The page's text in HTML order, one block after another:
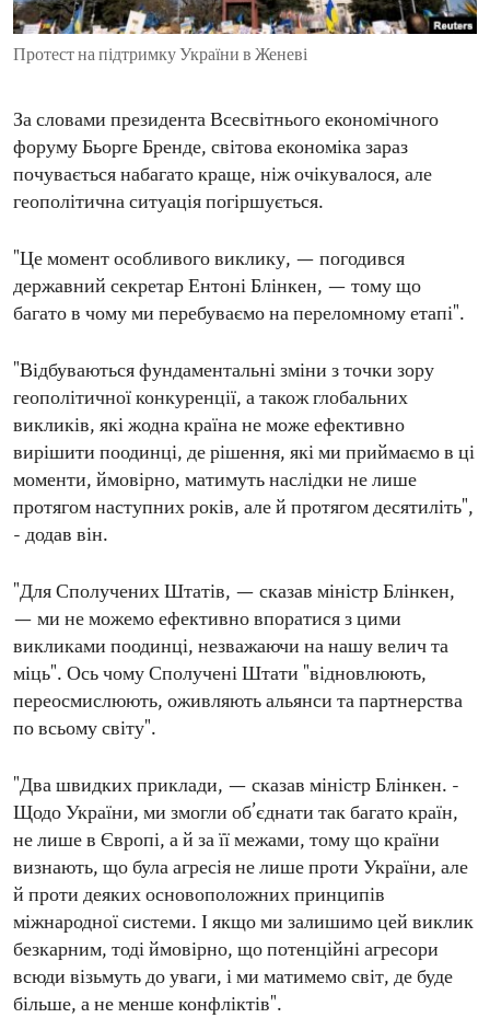
ENVIRONMENT AND HEALTH
IDEALS AND INSTITUTIONS
Протест на підтримку України в Женеві
За словами президента Всесвітнього економічного
форуму Бьорге Бренде, світова економіка зараз
почувається набагато краще, ніж очікувалося, але
геополітична ситуація погіршується.
"Це момент особливого виклику, — погодився
державний секретар Ентоні Блінкен, — тому що
багато в чому ми перебуваємо на переломному етапі".
"Відбуваються фундаментальні зміни з точки зору
геополітичної конкуренції, а також глобальних
викликів, які жодна країна не може ефективно
вирішити поодинці, де рішення, які ми приймаємо в ці
моменти, ймовірно, матимуть наслідки не лише
протягом наступних років, але й протягом десятиліть",
- додав він.
"Для Сполучених Штатів, — сказав міністр Блінкен,
— ми не можемо ефективно впоратися з цими
викликами поодинці, незважаючи на нашу велич та
міць". Ось чому Сполучені Штати "відновлюють,
переосмислюють, оживляють альянси та партнерства
по всьому світу".
"Два швидких приклади, — сказав міністр Блінкен. -
Щодо України, ми змогли об’єднати так багато країн,
не лише в Європі, а й за її межами, тому що країни
визнають, що була агресія не лише проти України, але
й проти деяких основоположних принципів
міжнародної системи. І якщо ми залишимо цей виклик
безкарним, тоді ймовірно, що потенційні агресори
всюди візьмуть до уваги, і ми матимемо світ, де буде
більше, а не менше конфліктів".